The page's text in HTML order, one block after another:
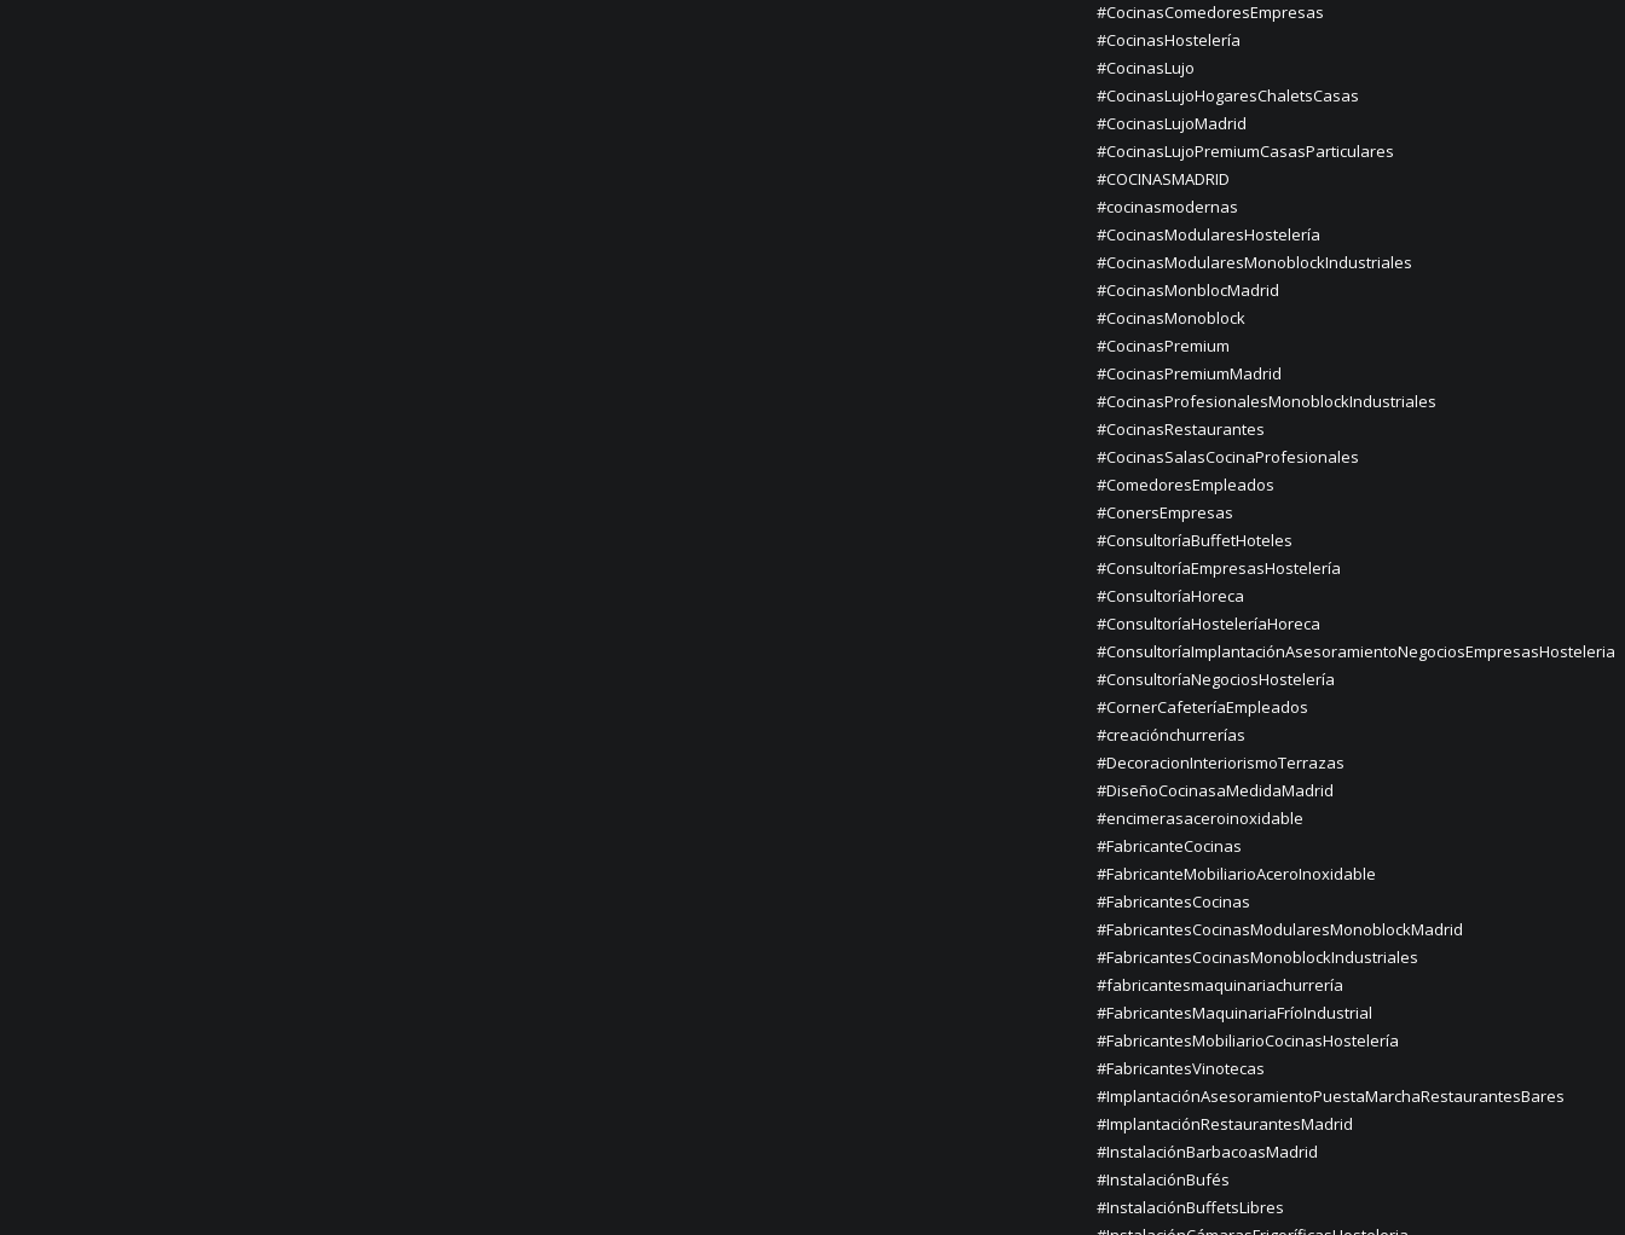
#CocinasComedoresEmpresas
#CocinasHostelería
#CocinasLujo
#CocinasLujoHogaresChaletsCasas
#CocinasLujoMadrid
#CocinasLujoPremiumCasasParticulares
#COCINASMADRID
#cocinasmodernas
#CocinasModularesHostelería
#CocinasModularesMonoblockIndustriales
#CocinasMonblocMadrid
#CocinasMonoblock
#CocinasPremium
#CocinasPremiumMadrid
#CocinasProfesionalesMonoblockIndustriales
#CocinasRestaurantes
#CocinasSalasCocinaProfesionales
#ComedoresEmpleados
#ConersEmpresas
#ConsultoríaBuffetHoteles
#ConsultoríaEmpresasHostelería
#ConsultoríaHoreca
#ConsultoríaHosteleríaHoreca
#ConsultoríaImplantaciónAsesoramientoNegociosEmpresasHosteleria
#ConsultoríaNegociosHostelería
#CornerCafeteríaEmpleados
#creaciónchurrerías
#DecoracionInteriorismoTerrazas
#DiseñoCocinasaMedidaMadrid
#encimerasaceroinoxidable
#FabricanteCocinas
#FabricanteMobiliarioAceroInoxidable
#FabricantesCocinas
#FabricantesCocinasModularesMonoblockMadrid
#FabricantesCocinasMonoblockIndustriales
#fabricantesmaquinariachurrería
#FabricantesMaquinariaFríoIndustrial
#FabricantesMobiliarioCocinasHostelería
#FabricantesVinotecas
#ImplantaciónAsesoramientoPuestaMarchaRestaurantesBares
#ImplantaciónRestaurantesMadrid
#InstalaciónBarbacoasMadrid
#InstalaciónBufés
#InstalaciónBuffetsLibres